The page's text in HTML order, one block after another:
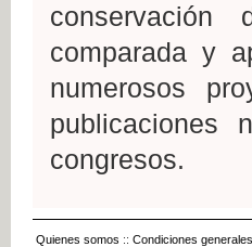
conservación
comparada y
numerosos
publicaciones
congresos.
Quienes somos :: Condiciones